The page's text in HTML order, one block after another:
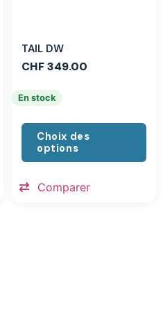
TAIL DW
CHF349.00
En stock
Choix des
options
Comparer